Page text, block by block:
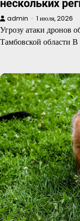
нескольких
admin 1 июля, 2026
Угрозу атаки дронов
Тамбовской области